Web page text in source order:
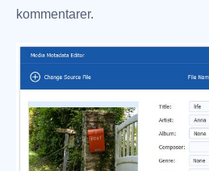
kommentarer.